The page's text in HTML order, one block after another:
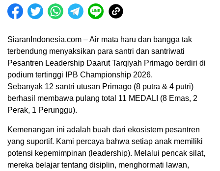
00:00
SiaranIndonesia.com – Air mata haru dan bangga tak
terbendung menyaksikan para santri dan santriwati
Pesantren Leadership Daarut Tarqiyah Primago berdiri di
podium tertinggi IPB Championship 2026.
Sebanyak 12 santri utusan Primago (8 putra & 4 putri)
berhasil membawa pulang total 11 MEDALI (8 Emas, 2
Perak, 1 Perunggu).
Kemenangan ini adalah buah dari ekosistem pesantren
yang suportif. Kami percaya bahwa setiap anak memiliki
potensi kepemimpinan (leadership). Melalui pencak silat,
mereka belajar tentang disiplin, menghormati lawan,